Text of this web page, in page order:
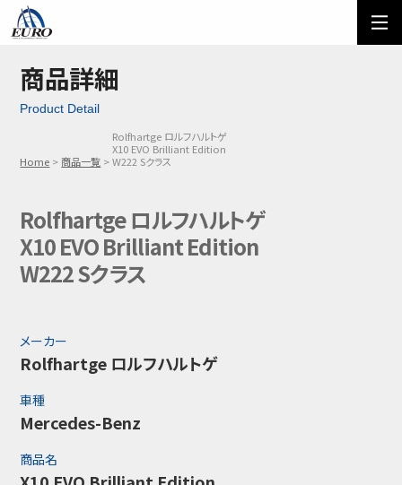
ご利用方法
メール問い合わせ
03-5674-7742
商品詳細
Product Detail
Home 商品一覧
Rolfhartge ロルフハルトゲ
X10 EVO Brilliant Edition
W222 Sクラス
Rolfhartge ロルフハルトゲ
X10 EVO Brilliant Edition
W222 Sクラス
メーカー
Rolfhartge ロルフハルトゲ
車種
Mercedes-Benz
商品名